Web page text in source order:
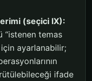
(seçici IX):
“istenen temas
için ayarlanabilir;
ifade